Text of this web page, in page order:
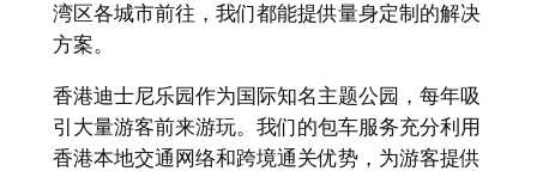
湾区各城市前往，我们都能提供量身定制的解决
方案。
香港迪士尼乐园作为国际知名主题公园，每年吸
引大量游客前来游玩。我们的包车服务充分利用
香港本地交通网络和跨境通关优势，为游客提供